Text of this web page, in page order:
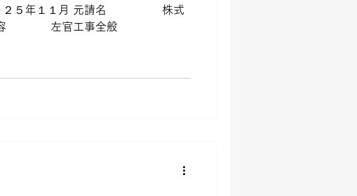
１１月 元請名 株式
容 左官工事全般